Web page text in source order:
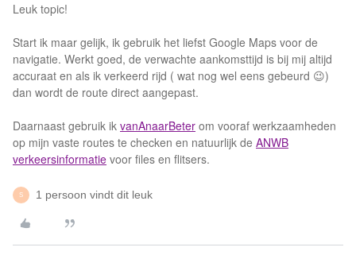
Leuk topic!
Start ik maar gelijk, ik gebruik het liefst Google Maps voor de
navigatie. Werkt goed, de verwachte aankomsttijd is bij mij altijd
accuraat en als ik verkeerd rijd ( wat nog wel eens gebeurd 😉)
dan wordt de route direct aangepast.
Daarnaast gebruik ik vanAnaarBeter om vooraf werkzaamheden
op mijn vaste routes te checken en natuurlijk de ANWB
verkeersinformatie voor files en flitsers.
S 1 persoon vindt dit leuk